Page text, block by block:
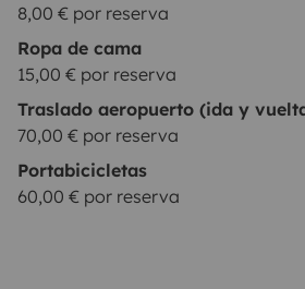
8,00 € por reserva
Ropa de cama
15,00 € por reserva
Traslado aeropuerto (ida y
70,00 € por reserva
Portabicicletas
60,00 € por reserva